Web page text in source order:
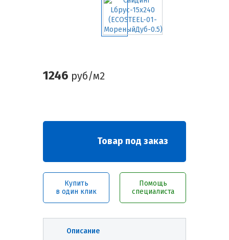
1246 руб/м2
Товар под заказ
Купить
в один клик
Помощь
специалиста
Описание